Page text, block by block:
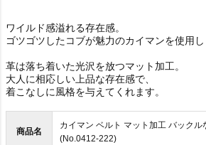
ワイルド感溢れる存在感。
ゴツゴツしたコブが魅力のカイマンを使用し
革は落ち着いた光沢を放つマット加工。
大人に相応しい上品な存在感で、
着こなしに風格を与えてくれます。
商品名
カイマン ベルト マット加工 バック
(No.0412-222)